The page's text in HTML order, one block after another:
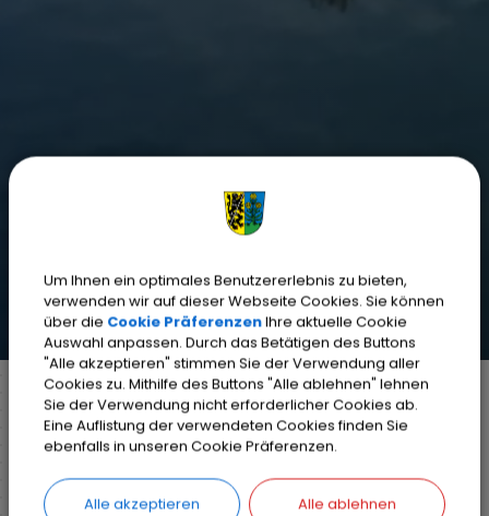
Markt Weisendorf Bürgerinfo
Rathaus
Ihr Anliegen
Detail
Um Ihnen ein optimales Benutzererlebnis zu bieten,
verwenden wir auf dieser Webseite Cookies. Sie können
über die Cookie PräferenzenIhre aktuelle Cookie
Auswahl anpassen. Durch das Betätigen des Buttons
"Alle akzeptieren" stimmen Sie der Verwendung aller
Cookies zu. Mithilfe des Buttons "Alle ablehnen" lehnen
Sie der Verwendung nicht erforderlicher Cookies ab.
Eine Auflistung der verwendeten Cookies finden Sie
ebenfalls in unseren Cookie Präferenzen.
Alle akzeptieren Alle ablehnen